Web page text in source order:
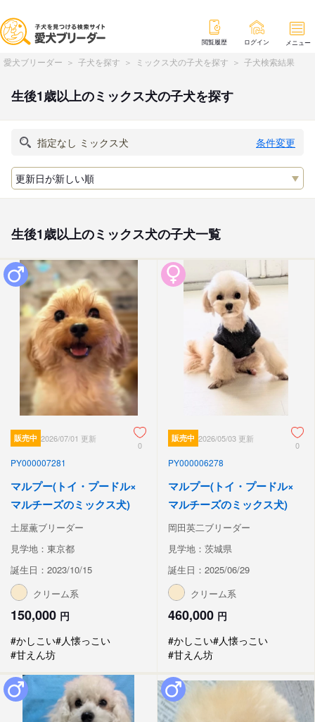
閲覧履歴 ログイン メニュー
愛犬ブリーダー 子犬を探す ミックス犬の子犬を探す 子犬検索結果
生後1歳以上のミックス犬の子犬を探す
条件変更
生後1歳以上のミックス犬の子犬一覧
販売中 2026/07/01 更新
0
PY000007281
マルプー(トイ・プードル×
マルチーズのミックス犬)
土屋薫ブリーダー
見学地：東京都
誕生日：2023/10/15
クリーム系
150,000 円
#かしこい#人懐っこい
#甘えん坊
販売中 2026/05/03 更新
0
PY000006278
マルプー(トイ・プードル×
マルチーズのミックス犬)
岡田英二ブリーダー
見学地：茨城県
誕生日：2025/06/29
クリーム系
460,000 円
#かしこい#人懐っこい
#甘えん坊